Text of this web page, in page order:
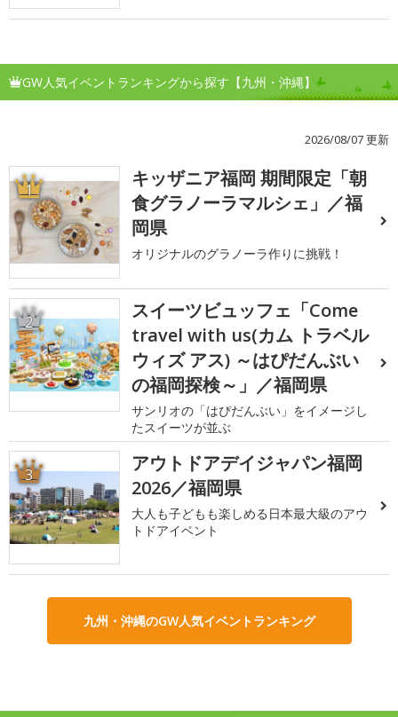
GW人気イベントランキングから探す【九州・沖縄】
2026/08/07 更新
1
キッザニア福岡 期間限定「朝
食グラノーラマルシェ」／福
岡県
オリジナルのグラノーラ作りに挑戦！
2
スイーツビュッフェ「Come
travel with us(カム トラベル
ウィズ アス) ～はぴだんぶい
の福岡探検～」／福岡県
サンリオの「はぴだんぶい」をイメージし
たスイーツが並ぶ
3
アウトドアデイジャパン福岡
2026／福岡県
大人も子どもも楽しめる日本最大級のアウ
トドアイベント
九州・沖縄のGW人気イベントランキング